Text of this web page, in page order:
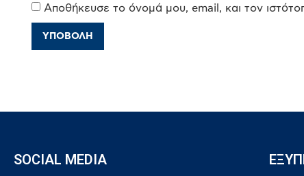
Αποθήκευσε το όνομά μου, email, και τον
SOCIAL MEDIA